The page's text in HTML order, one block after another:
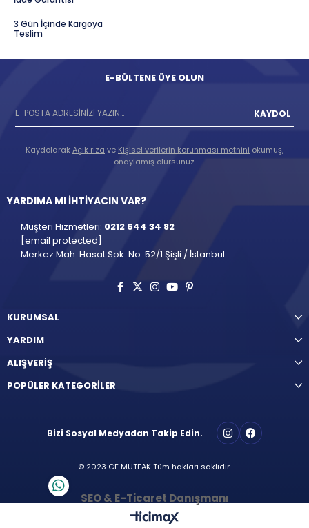
3 Gün İçinde Kargoya
Teslim
E-BÜLTENE ÜYE OLUN
KAYDOL
KaydolarakAçık rıza ve Kişisel verilerin korunması metnini okumuş,
onaylamış olursunuz.
YARDIMA MI İHTİYACIN VAR?
Müşteri Hizmetleri: 0212 644 34 82
[email protected]
Merkez Mah. Hasat Sok. No: 52/1 Şişli / İstanbul
KURUMSAL
YARDIM
ALIŞVERİŞ
POPÜLER KATEGORİLER
Bizi Sosyal Medyadan Takip Edin.
© 2023 CF MUTFAK Tüm hakları saklıdır.
SEO & E-Ticaret Danışmanı